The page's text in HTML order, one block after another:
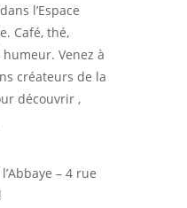
l’Espace
Café, thé,
Venez à
créateurs de la
découvrir ,
– 4 rue